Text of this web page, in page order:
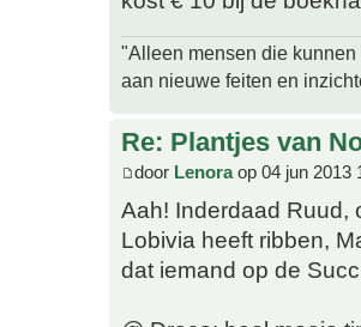
"Alleen mensen die
aan nieuwe feiten en
Re: Plantjes van
door Lenoraop 04 jun 2013
Aah! Inderdaad Ruud,
Lobivia heeft ribben,
dat iemand op de